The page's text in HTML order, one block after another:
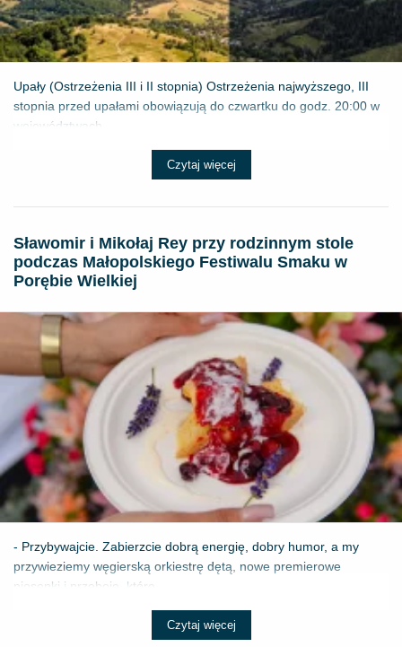
Upały (Ostrzeżenia III i II stopnia) Ostrzeżenia najwyższego, III
stopnia przed upałami obowiązują do czwartku do godz. 20:00 w
województwach...
Czytaj więcej
Sławomir i Mikołaj Rey przy rodzinnym stole
podczas Małopolskiego Festiwalu Smaku w
Porębie Wielkiej
- Przybywajcie. Zabierzcie dobrą energię, dobry humor, a my
przywieziemy węgierską orkiestrę dętą, nowe premierowe
piosenki i przeboje, które ...
Czytaj więcej